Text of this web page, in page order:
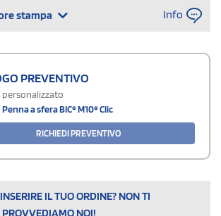
stampa Info
PREVENTIVO
Penna a sfera BIC® M10® Clic
RICHIEDI PREVENTIVO
IL TUO ORDINE? NON TI
PROVVEDIAMO NOI!